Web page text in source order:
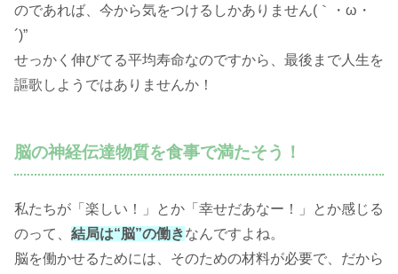
のであれば、今から気をつけるしかありません(｀・ω・
´)”
せっかく伸びてる平均寿命なのですから、最後まで人生を
謳歌しようではありませんか！
脳の神経伝達物質を食事で満たそう！
私たちが「楽しい！」とか「幸せだあなー！」とか感じる
のって、 結局は“脳”の働きなんですよね。
脳を働かせるためには、そのための材料が必要で、だから